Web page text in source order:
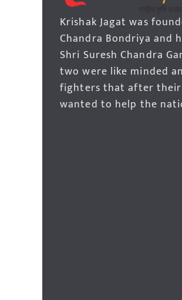
Krishak Jagat was
Chandra Bondriya and
Shri Suresh Chandra
two were like minded
fighters that after
wanted to help the